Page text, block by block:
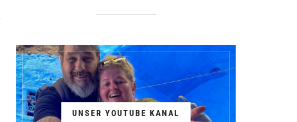
UNSER YOUTUBE KANAL